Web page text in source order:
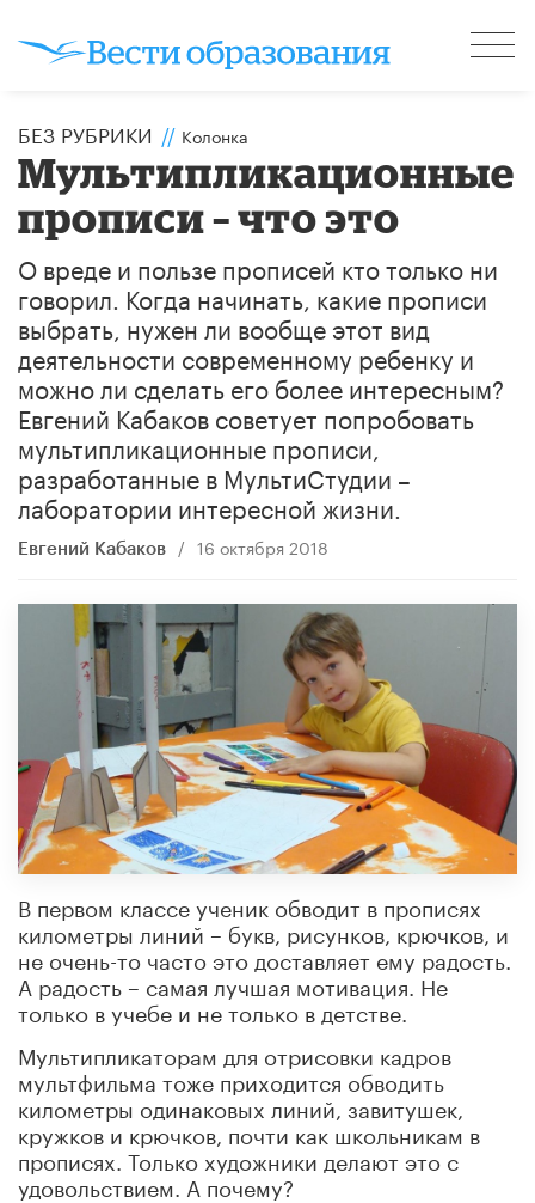
БЕЗ РУБРИКИ // Колонка
Мультипликационные
прописи – что это
О вреде и пользе прописей кто только ни
говорил. Когда начинать, какие прописи
выбрать, нужен ли вообще этот вид
деятельности современному ребенку и
можно ли сделать его более интересным?
Евгений Кабаков советует попробовать
мультипликационные прописи,
разработанные в МультиСтудии –
лаборатории интересной жизни.
Евгений Кабаков / 16 октября 2018
В первом классе ученик обводит в прописях
километры линий – букв, рисунков, крючков, и
не очень-то часто это доставляет ему радость.
А радость – самая лучшая мотивация. Не
только в учебе и не только в детстве.
Мультипликаторам для отрисовки кадров
мультфильма тоже приходится обводить
километры одинаковых линий, завитушек,
кружков и крючков, почти как школьникам в
прописях. Только художники делают это с
удовольствием. А почему?